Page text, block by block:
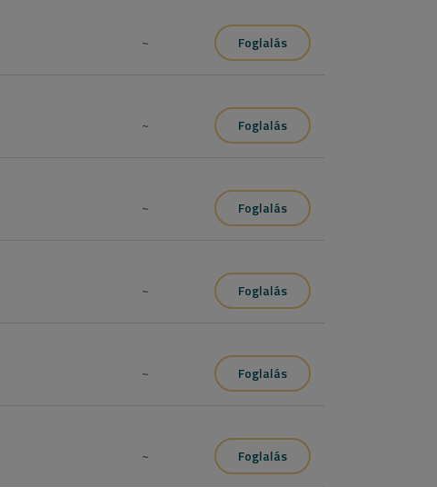
~ Foglalás
~ Foglalás
~ Foglalás
~ Foglalás
~ Foglalás
~ Foglalás